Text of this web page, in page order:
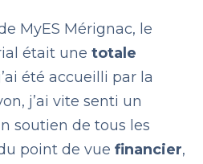
MyES Mérignac, le
était une totale
été accueilli par la
j’ai vite senti un
soutien de tous les
point de vuefinancier,